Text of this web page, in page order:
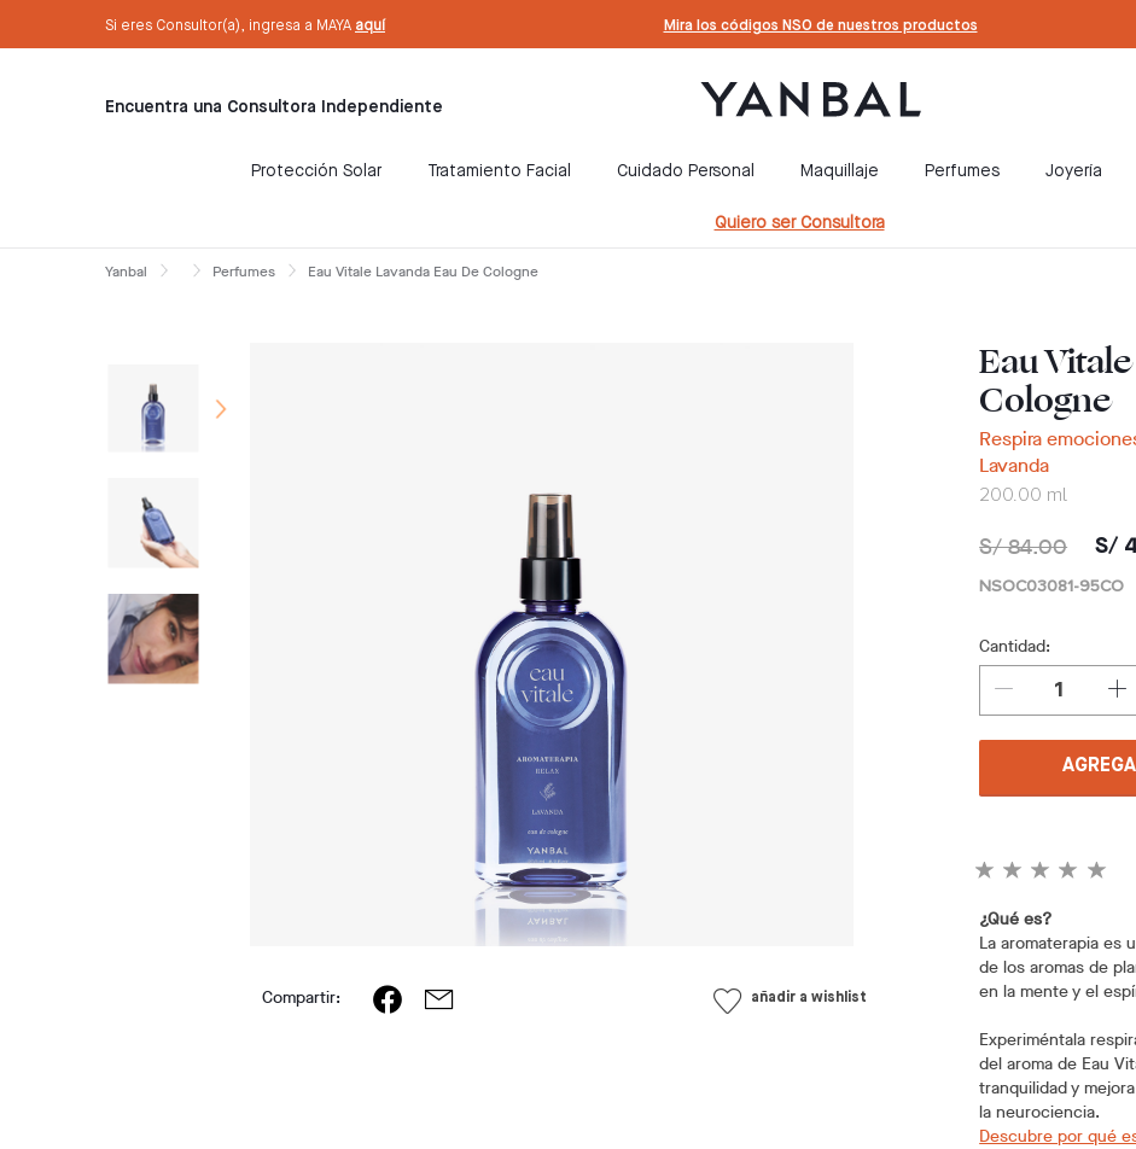
Si eres Consultor(a), ingresa a MAYA aquí
Sé Consultora ahora. ¡Regístrate aquí! Mira los códigos NSO de nuestros productos
Encuentra una Consultora Independiente
Protección Solar Tratamiento Facial Cuidado Personal Maquillaje Perfumes Joyería
Quiero ser Consultora
Yanbal Perfumes Eau Vitale Lavanda Eau De Cologne
Compartir: añadir a wishlist
Eau
Cologne
Respira
Lavanda
200.00 ml
S/ 84.00 S/
NSOC03081-95CO
Cantidad:
¿Qué es?
La aromaterapia es
de los aromas de
en la mente y el
Experiméntala
del aroma de Eau
tranquilidad y
la neurociencia.
Descubre por qué